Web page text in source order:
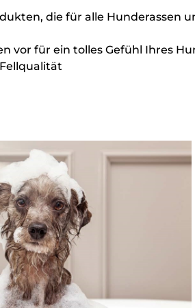
die für alle Hunderassen
vor für ein tolles Gefühl Ihres